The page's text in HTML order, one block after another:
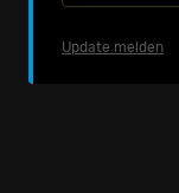
Update melden